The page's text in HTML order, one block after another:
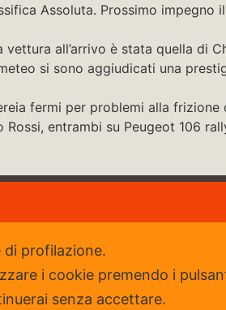
Assoluta. Prossimo impegno
all’arrivo è stata quella di
si sono aggiudicati una
fermi per problemi alla frizione
entrambi su Peugeot 106
di profilazione.
i cookie premendo i
senza accettare.